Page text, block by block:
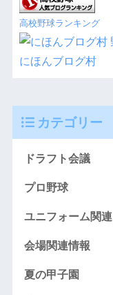
高校野球ランキング
にほんブログ村
カテゴリー
ドラフト会議
プロ野球
ユニフォーム関連
会場関連情報
夏の甲子園